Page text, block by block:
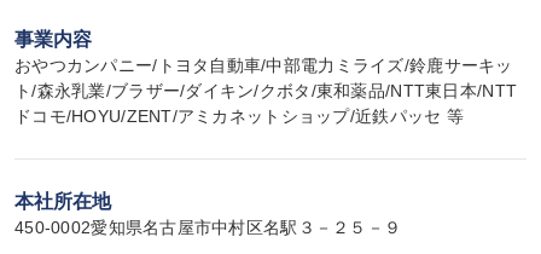
事業内容
おやつカンパニー/トヨタ自動車/中部電力ミライズ/鈴鹿サーキッ
ト/森永乳業/ブラザー/ダイキン/クボタ/東和薬品/NTT東日本/NTT
ドコモ/HOYU/ZENT/アミカネットショップ/近鉄パッセ 等
本社所在地
450-0002愛知県名古屋市中村区名駅３－２５－９